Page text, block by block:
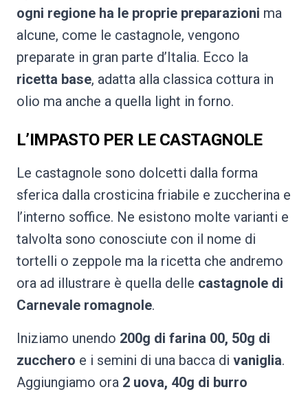
ogni regione ha le proprie preparazioni ma
alcune, come le castagnole, vengono
preparate in gran parte d’Italia. Ecco la
ricetta base, adatta alla classica cottura in
olio ma anche a quella light in forno.
L’IMPASTO PER LE CASTAGNOLE
Le castagnole sono dolcetti dalla forma
sferica dalla crosticina friabile e zuccherina e
l’interno soffice. Ne esistono molte varianti e
talvolta sono conosciute con il nome di
tortelli o zeppole ma la ricetta che andremo
ora ad illustrare è quella delle castagnole di
Carnevale romagnole.
Iniziamo unendo 200g di farina 00, 50g di
zucchero e i semini di una bacca di vaniglia.
Aggiungiamo ora 2 uova, 40g di burro